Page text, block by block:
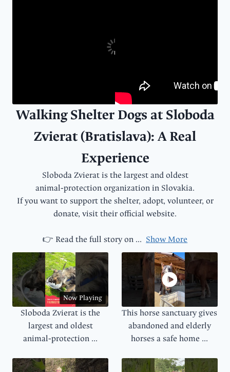
Walking Shelter Dogs at Sloboda
Zvierat (Bratislava): A Real
Experience
Sloboda Zvierat is the largest and oldest
animal‑protection organization in Slovakia.
If you want to support the shelter, adopt, volunteer, or
donate, visit their official website.
👉 Read the full story on ... Show More
Now Playing
Sloboda Zvierat is the
largest and oldest
animal‑protection ...
This horse sanctuary gives
abandoned and elderly
horses a safe home ...